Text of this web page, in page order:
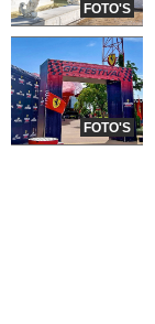
FOTO'S
FOTO'S